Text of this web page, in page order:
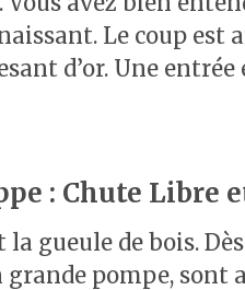
Le coup
d’or. Une
: Chute Libre
gueule de bois.
pompe, sont